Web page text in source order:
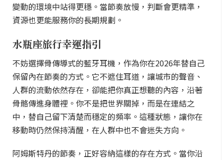
變動的環境中站得更穩。當節奏放慢，判斷會更精準，
資源也更能服務你的長期規劃。
水瓶座旅行幸運指引
不妨選擇骨傳導式的藍牙耳機，作為你在2026年替自己
保留內在節奏的方式。它不遮住耳道，讓城市的聲音、
人群的流動依然存在，卻能把你真正想聽的內容，沿著
骨骼傳進身體裡。你不是把世界關掉，而是在連結之
中，替自己留下清楚而穩定的頻率。這種狀態，讓你在
移動時仍然保持清醒，在人群中也不會迷失方向。
阿姆斯特丹的節奏，正好容納這樣的存在方式。當你沿